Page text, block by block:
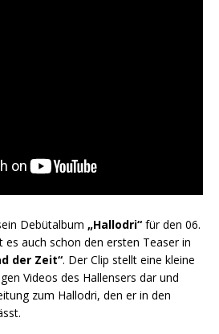
Debütalbum „Hallodri“ für den 06.
es auch schon den ersten Teaser in
der Zeit“. Der Clip stellt eine kleine
Videos des Hallensers dar und
zum Hallodri, den er in den